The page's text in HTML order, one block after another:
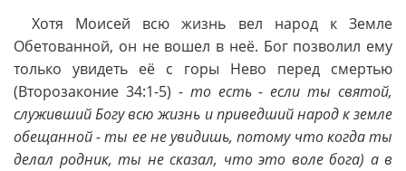
Хотя Моисей всю жизнь вел народ к Земле
Обетованной, он не вошел в неё. Бог позволил ему
только увидеть её с горы Нево перед смертью
(Второзаконие 34:1-5) - то есть - если ты святой,
служивший Богу всю жизнь и приведший народ к земле
обещанной - ты ее не увидишь, потому что когда ты
делал родник, ты не сказал, что это воле бога) а в